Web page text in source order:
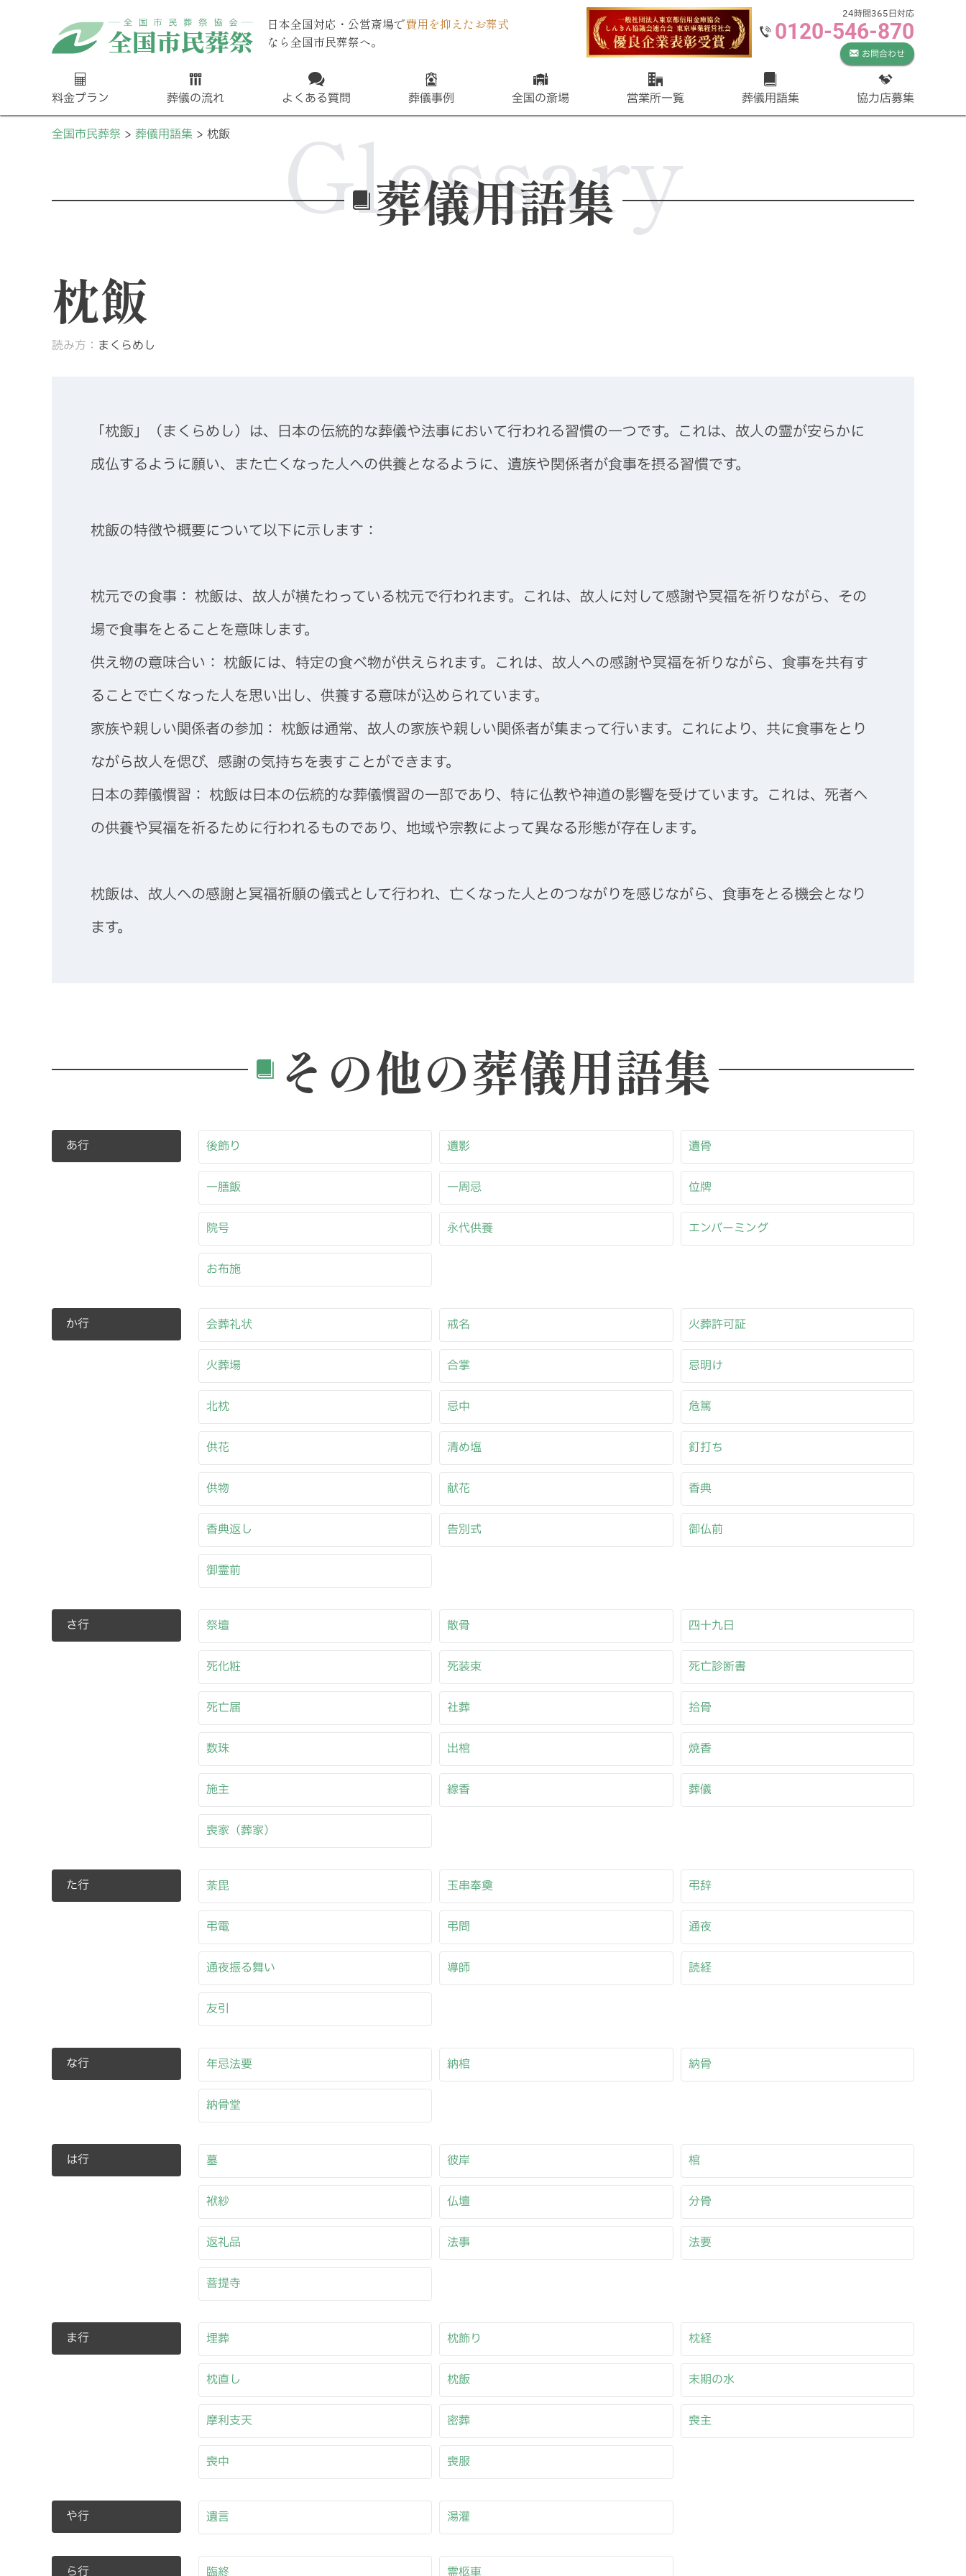
日本全国対応・公営斎場で費用を抑えたお葬式
なら全国市民葬祭へ。
24時間365日対応
0120-546-870
お問合わせ
料金プラン 葬儀の流れ よくある質問 葬儀事例 全国の斎場 営業所一覧 葬儀用語集 協力店募集
全国市民葬祭 葬儀用語集 枕飯
葬儀用語集
Glossary
枕飯
読み方： まくらめし
「枕飯」（まくらめし）は、日本の伝統的な葬儀や法事において行われる習慣の一つです。これは、故人の霊が安らかに
成仏するように願い、また亡くなった人への供養となるように、遺族や関係者が食事を摂る習慣です。
枕飯の特徴や概要について以下に示します：
枕元での食事： 枕飯は、故人が横たわっている枕元で行われます。これは、故人に対して感謝や冥福を祈りながら、その
場で食事をとることを意味します。
供え物の意味合い： 枕飯には、特定の食べ物が供えられます。これは、故人への感謝や冥福を祈りながら、食事を共有す
ることで亡くなった人を思い出し、供養する意味が込められています。
家族や親しい関係者の参加： 枕飯は通常、故人の家族や親しい関係者が集まって行います。これにより、共に食事をとり
ながら故人を偲び、感謝の気持ちを表すことができます。
日本の葬儀慣習： 枕飯は日本の伝統的な葬儀慣習の一部であり、特に仏教や神道の影響を受けています。これは、死者へ
の供養や冥福を祈るために行われるものであり、地域や宗教によって異なる形態が存在します。
枕飯は、故人への感謝と冥福祈願の儀式として行われ、亡くなった人とのつながりを感じながら、食事をとる機会となり
ます。
その他の葬儀用語集
あ行 後飾り 遺影 遺骨
一膳飯 一周忌 位牌
院号 永代供養 エンバーミング
お布施
か行 会葬礼状 戒名 火葬許可証
火葬場 合掌 忌明け
北枕 忌中 危篤
供花 清め塩 釘打ち
供物 献花 香典
香典返し 告別式 御仏前
御霊前
さ行 祭壇 散骨 四十九日
死化粧 死装束 死亡診断書
死亡届 社葬 拾骨
数珠 出棺 焼香
施主 線香 葬儀
喪家（葬家）
た行 荼毘 玉串奉奠 弔辞
弔電 弔問 通夜
通夜振る舞い 導師 読経
友引
な行 年忌法要 納棺 納骨
納骨堂
は行 墓 彼岸 棺
袱紗 仏壇 分骨
返礼品 法事 法要
菩提寺
ま行 埋葬 枕飾り 枕経
枕直し 枕飯 末期の水
摩利支天 密葬 喪主
喪中 喪服
や行 遺言 湯灌
ら行 臨終 霊柩車